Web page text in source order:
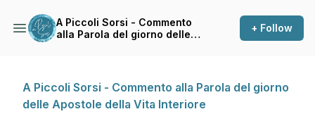
A Piccoli Sorsi - Commento
alla Parola del giorno delle
+ Follow
A Piccoli Sorsi - Commento alla Parola del giorno
delle Apostole della Vita Interiore